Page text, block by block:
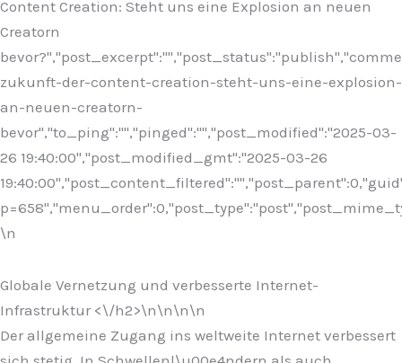
Content Creation: Steht uns eine Explosion an neuen
Creatorn
zukunft-der-content-creation-steht-uns-eine-explosion-
an-neuen-creatorn-
bevor","to_ping":"","pinged":"","post_modified":"2025-03-
26 19:40:00","post_modified_gmt":"2025-03-26
\n
Globale Vernetzung und verbesserte Internet-
Infrastruktur <\/h2>\n\n\n\n
Der allgemeine Zugang ins weltweite Internet verbessert